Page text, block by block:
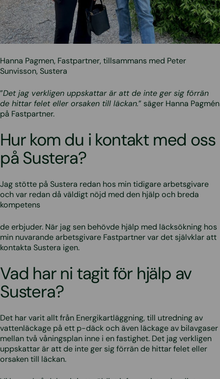
Hanna Pagmen, Fastpartner, tillsammans med Peter
Sunvisson, Sustera
”Det jag verkligen uppskattar är att de inte ger sig förrän
de hittar felet eller orsaken till läckan.” säger Hanna Pagmén
på Fastpartner.
Hur kom du i kontakt med oss
på Sustera?
Jag stötte på Sustera redan hos min tidigare arbetsgivare
och var redan då väldigt nöjd med den hjälp och breda
kompetens
de erbjuder. När jag sen behövde hjälp med läcksökning hos
min nuvarande arbetsgivare Fastpartner var det självklar att
kontakta Sustera igen.
Vad har ni tagit för hjälp av
Sustera?
Det har varit allt från Energikartläggning, till utredning av
vattenläckage på ett p-däck och även läckage av bilavgaser
mellan två våningsplan inne i en fastighet. Det jag verkligen
uppskattar är att de inte ger sig förrän de hittar felet eller
orsaken till läckan.